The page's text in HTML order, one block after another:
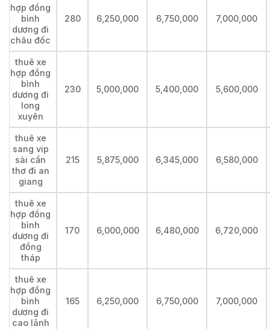
hợp đồng
bình
dương đi
châu đốc
280 6,250,000 6,750,000 7,000,000
thuê xe
hợp đồng
bình
dương đi
long
xuyên
230 5,000,000 5,400,000 5,600,000
thuê xe
sang vip
sài cần
thơ đi an
giang
215 5,875,000 6,345,000 6,580,000
thuê xe
hợp đồng
bình
dương đi
đồng
tháp
170 6,000,000 6,480,000 6,720,000
thuê xe
hợp đồng
bình
dương đi
cao lãnh
165 6,250,000 6,750,000 7,000,000